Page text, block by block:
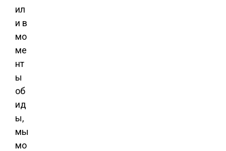
ил
и в
мо
ме
нт
ы
об
ид
ы,
мы
мо